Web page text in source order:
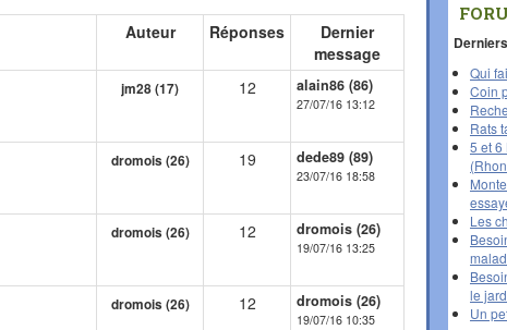
Auteur Réponses
Dernier
message
jm28 (17) 12 alain86 (86)
27/07/16 13:12
dromois (26) 19 dede89 (89)
23/07/16 18:58
dromois (26) 12 dromois (26)
19/07/16 13:25
dromois (26) 12 dromois (26)
19/07/16 10:35
Qui
Coin
Rats
5 et 6
Les
le
Un